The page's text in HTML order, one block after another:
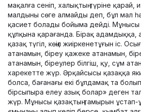
мақалға сеніп, халықтың түріне қарай,
малдыны сөге алмайды деп, бұл мал
қасиет болады бойыма дейді. Мұнысы
құлқына қарағанда. Бірақ адамдыққа,
қазақ түгіл, көңіл жиіркенетұғын іс.
атанамын, біреу қажеке атанамын,
атанамын, біреулер білгіш, қу, сұм
харекетте жүр. Әрқайсысы қазаққа яки
болса, бағанағы екі бұлдамақ та
бірсыпыра елеу азық болар» деген
жүр. Мұнысы қазақтың тамырын ұстап-